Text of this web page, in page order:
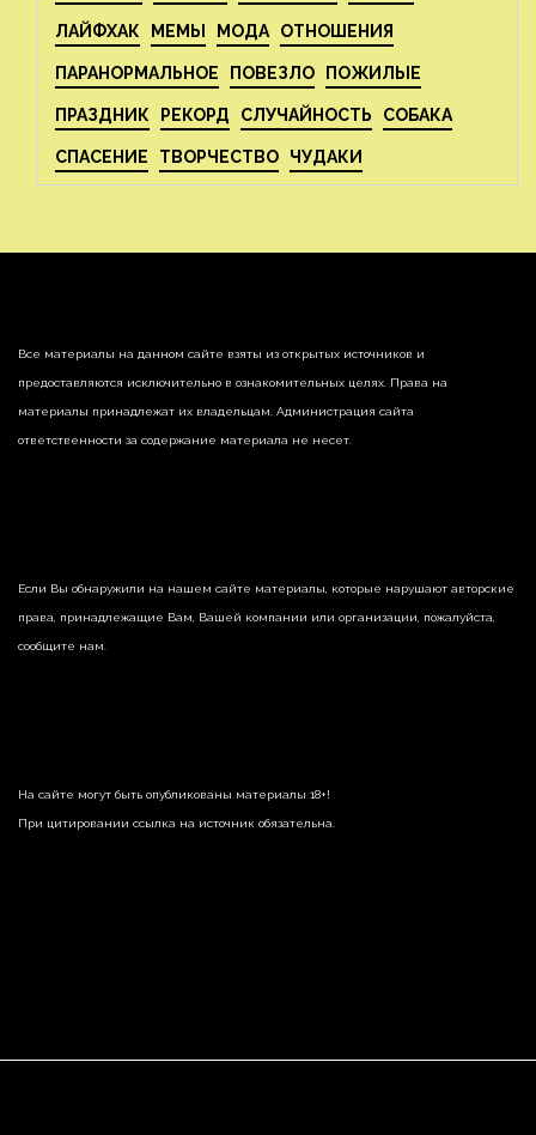
ЛАЙФХАК МЕМЫ МОДА ОТНОШЕНИЯ
ПАРАНОРМАЛЬНОЕ ПОВЕЗЛО ПОЖИЛЫЕ
ПРАЗДНИК РЕКОРД СЛУЧАЙНОСТЬ СОБАКА
СПАСЕНИЕ ТВОРЧЕСТВО ЧУДАКИ
Все материалы на данном сайте взяты из открытых источников и
предоставляются исключительно в ознакомительных целях. Права на
материалы принадлежат их владельцам. Администрация сайта
ответственности за содержание материала не несет.
Если Вы обнаружили на нашем сайте материалы, которые нарушают авторские
права, принадлежащие Вам, Вашей компании или организации, пожалуйста,
сообщите нам.
На сайте могут быть опубликованы материалы 18+!
При цитировании ссылка на источник обязательна.